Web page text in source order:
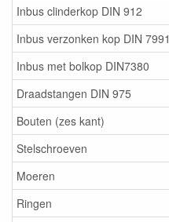
Inbus clinderkop DIN 912
Inbus verzonken kop DIN 7991
Inbus met bolkop DIN7380
Draadstangen DIN 975
Bouten (zes kant)
Stelschroeven
Moeren
Ringen